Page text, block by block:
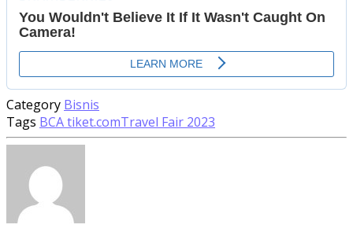
Category Bisnis
Tags BCA tiket.comTravel Fair 2023